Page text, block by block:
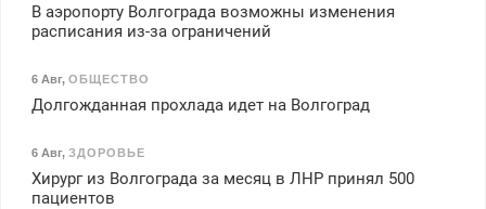
В аэропорту Волгограда возможны изменения
расписания из-за ограничений
6 Авг, ОБЩЕСТВО
Долгожданная прохлада идет на Волгоград
6 Авг, ЗДОРОВЬЕ
Хирург из Волгограда за месяц в ЛНР принял 500
пациентов